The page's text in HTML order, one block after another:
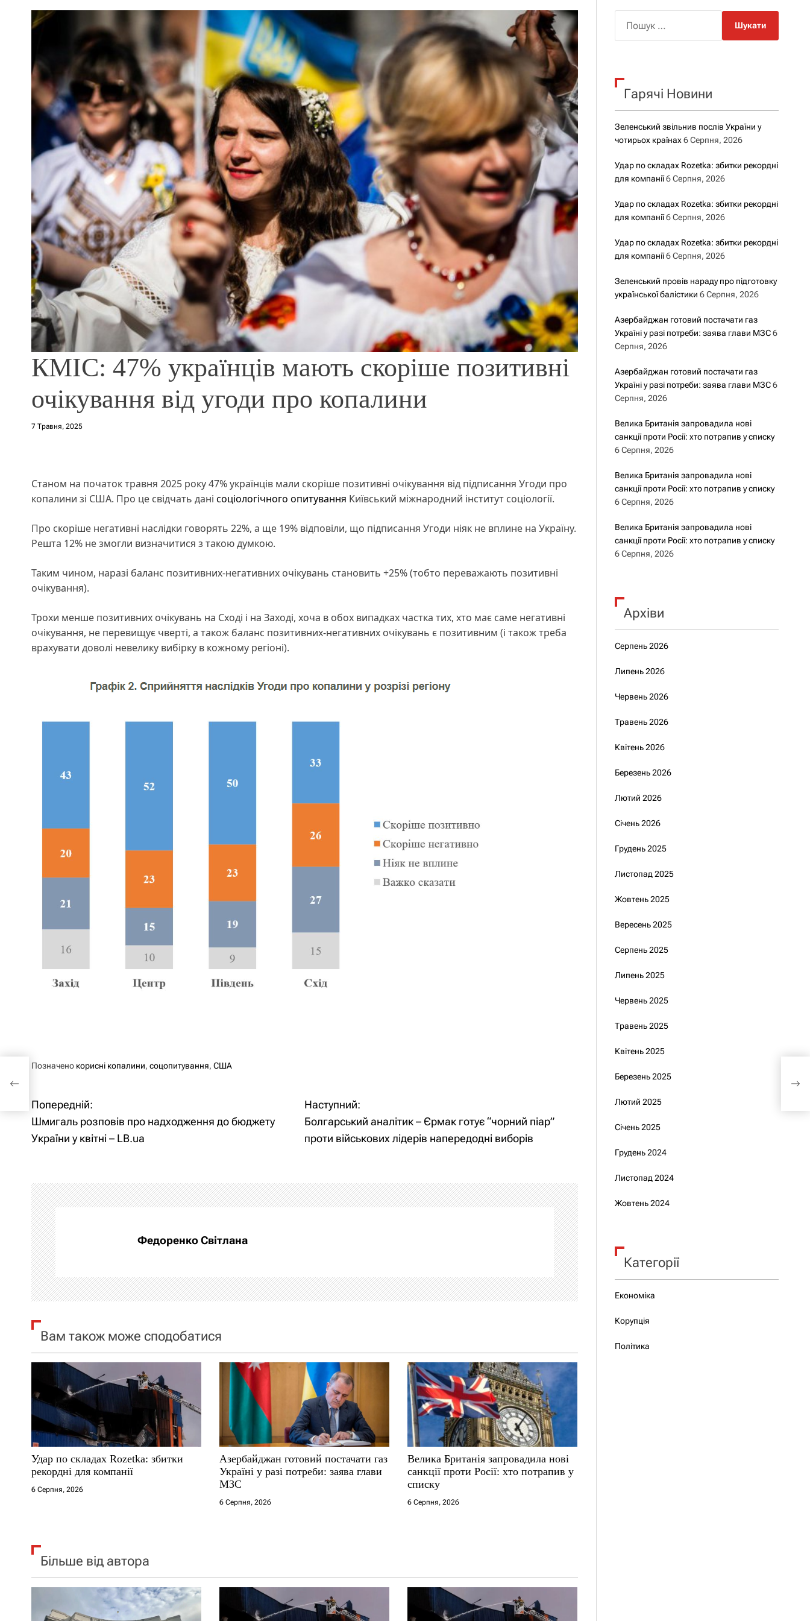
р
о
у
КМІС: 47% українців мають скоріше позитивні
очікування від угоди про копалини
7 Травня, 2025
Станом на початок травня 2025 року 47% українців мали скоріше позитивні очікування від підписання Угоди про
копалини зі США. Про це свідчать дані соціологічного опитування Київський міжнародний інститут соціології.
Про скоріше негативні наслідки говорять 22%, а ще 19% відповіли, що підписання Угоди ніяк не вплине на Україну.
Решта 12% не змогли визначитися з такою думкою.
Таким чином, наразі баланс позитивних-негативних очікувань становить +25% (тобто переважають позитивні
очікування).
Трохи менше позитивних очікувань на Сході і на Заході, хоча в обох випадках частка тих, хто має саме негативні
очікування, не перевищує чверті, а також баланс позитивних-негативних очікувань є позитивним (і також треба
врахувати доволі невелику вибірку в кожному регіоні).
Позначено корисні копалини, соцопитування, США
Н
а
і
г
а
ц
і
я
а
п
и
с
і
в
Попередній:
Шмигаль розповів про надходження до бюджету
України у квітні – LB.ua
Наступний:
Болгарський аналітик – Єрмак готує “чорний піар”
проти військових лідерів напередодні виборів
Федоренко Світлана
Вам також може сподобатися
Удар по складах Rozetka: збитки
рекордні для компанії
6 Серпня, 2026
Азербайджан готовий постачати газ
Україні у разі потреби: заява глави
МЗС
6 Серпня, 2026
Велика Британія запровадила нові
санкції проти Росії: хто потрапив у
списку
6 Серпня, 2026
Більше від автора
к
Гарячі Новини
Зеленський звільнив послів України у
чотирьох країнах 6 Серпня, 2026
Удар по складах Rozetka: збитки рекордні
для компанії 6 Серпня, 2026
Удар по складах Rozetka: збитки рекордні
для компанії 6 Серпня, 2026
Удар по складах Rozetka: збитки рекордні
для компанії 6 Серпня, 2026
Зеленський провів нараду про підготовку
української балістики 6 Серпня, 2026
Азербайджан готовий постачати газ
Україні у разі потреби: заява глави МЗС 6
Серпня, 2026
Азербайджан готовий постачати газ
Україні у разі потреби: заява глави МЗС 6
Серпня, 2026
Велика Британія запровадила нові
санкції проти Росії: хто потрапив у списку
6 Серпня, 2026
Велика Британія запровадила нові
санкції проти Росії: хто потрапив у списку
6 Серпня, 2026
Велика Британія запровадила нові
санкції проти Росії: хто потрапив у списку
6 Серпня, 2026
Архіви
Серпень 2026
Липень 2026
Червень 2026
Травень 2026
Квітень 2026
Березень 2026
Лютий 2026
Січень 2026
Грудень 2025
Листопад 2025
Жовтень 2025
Вересень 2025
Серпень 2025
Липень 2025
Червень 2025
Травень 2025
Квітень 2025
Березень 2025
Лютий 2025
Січень 2025
Грудень 2024
Листопад 2024
Жовтень 2024
Категорії
Економіка
Корупція
Політика